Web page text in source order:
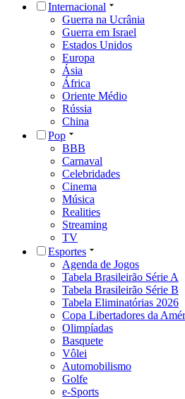
Internacional
Guerra na Ucrânia
Guerra em Israel
Estados Unidos
Europa
Ásia
África
Oriente Médio
Rússia
China
Pop
BBB
Carnaval
Celebridades
Cinema
Música
Realities
Streaming
TV
Esportes
Agenda de Jogos
Tabela Brasileirão Série A
Tabela Brasileirão Série B
Tabela Eliminatórias 2026
Copa Libertadores da
Olimpíadas
Basquete
Vôlei
Automobilismo
Golfe
e-Sports